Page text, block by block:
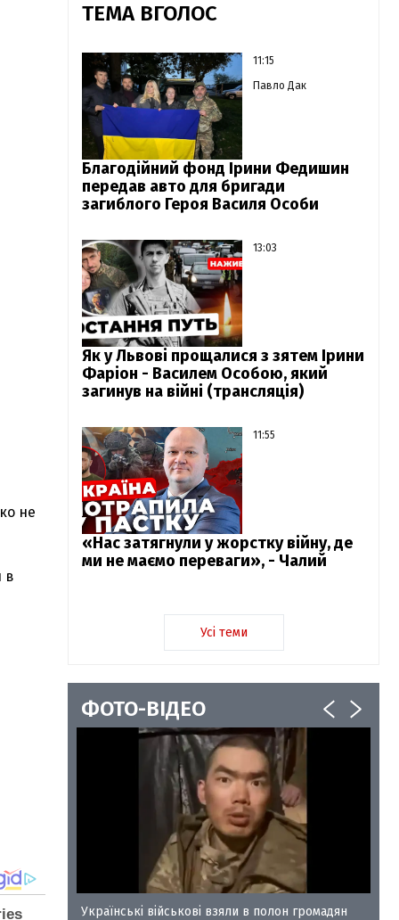
не
в
ТЕМА ВГОЛОС
11:15
Павло Дак
Благодійний фонд Ірини Федишин
передав авто для бригади
загиблого Героя Василя Особи
13:03
Як у Львові прощалися з зятем Ірини
Фаріон - Василем Особою, який
загинув на війні (трансляція)
11:55
«Нас затягнули у жорстку війну, де
ми не маємо переваги», - Чалий
Усі теми
ФОТО-ВІДЕО
35
Українські військові взяли в полон громадян